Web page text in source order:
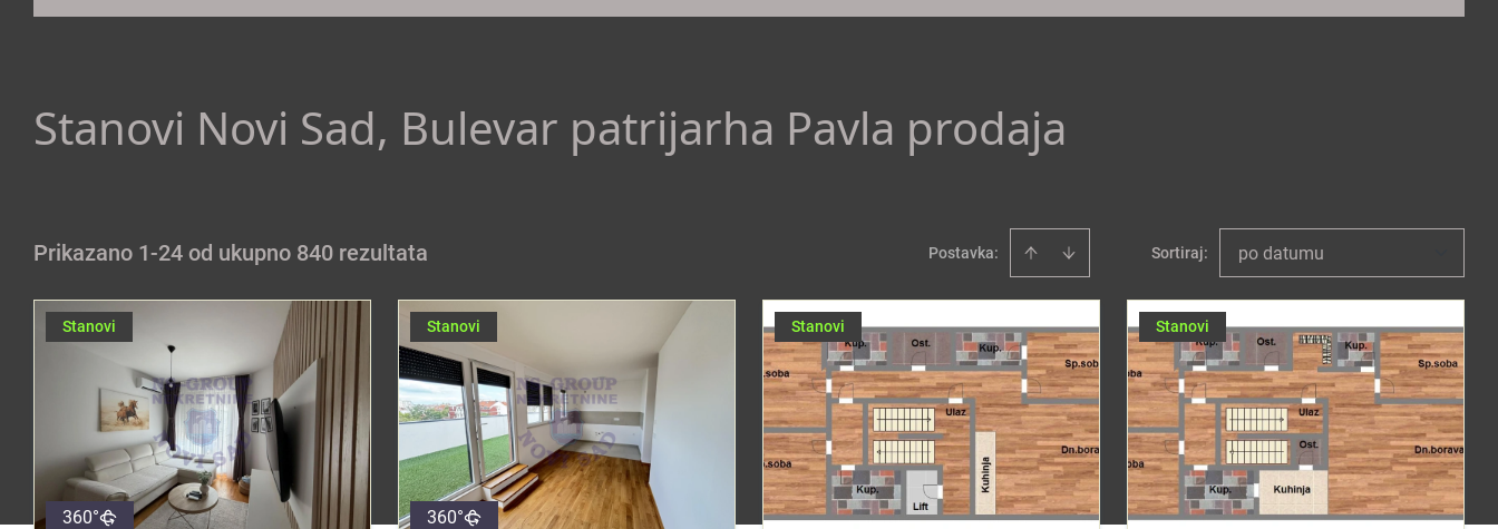
Stanovi Novi Sad, Bulevar patrijarha Pavla prodaja
Prikazano 1-24 od ukupno 840 rezultata Postavka: Sortiraj: po datumu
Stanovi
360°
Stanovi
360°
Stanovi Stanovi